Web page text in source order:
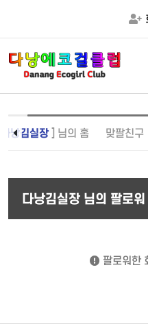
다낭김실장] 님의 홈 맞팔친구
다낭김실장 님의 팔로워
팔로워한